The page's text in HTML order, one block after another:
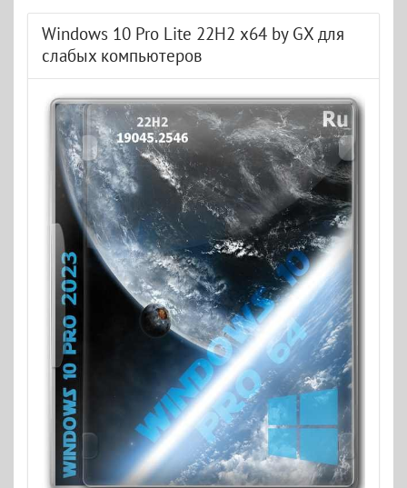
Windows 10 Pro Lite 22H2 x64 by GX для
слабых компьютеров